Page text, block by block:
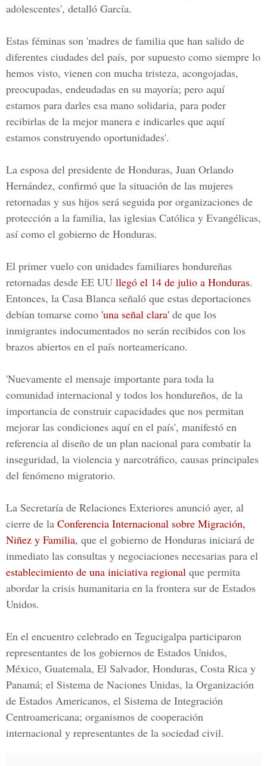
adolescentes', detalló García.
Estas féminas son 'madres de familia que han salido de
diferentes ciudades del país, por supuesto como siempre lo
hemos visto, vienen con mucha tristeza, acongojadas,
preocupadas, endeudadas en su mayoría; pero aquí
estamos para darles esa mano solidaria, para poder
recibirlas de la mejor manera e indicarles que aquí
estamos construyendo oportunidades'.
La esposa del presidente de Honduras, Juan Orlando
Hernández, confirmó que la situación de las mujeres
retornadas y sus hijos será seguida por organizaciones de
protección a la familia, las iglesias Católica y Evangélicas,
así como el gobierno de Honduras.
El primer vuelo con unidades familiares hondureñas
retornadas desde EE UU llegó el 14 de julio a Honduras.
Entonces, la Casa Blanca señaló que estas deportaciones
debían tomarse como 'una señal clara' de que los
inmigrantes indocumentados no serán recibidos con los
brazos abiertos en el país norteamericano.
'Nuevamente el mensaje importante para toda la
comunidad internacional y todos los hondureños, de la
importancia de construir capacidades que nos permitan
mejorar las condiciones aquí en el país', manifestó en
referencia al diseño de un plan nacional para combatir la
inseguridad, la violencia y narcotráfico, causas principales
del fenómeno migratorio.
La Secretaría de Relaciones Exteriores anunció ayer, al
cierre de la Conferencia Internacional sobre Migración,
Niñez y Familia, que el gobierno de Honduras iniciará de
inmediato las consultas y negociaciones necesarias para el
establecimiento de una iniciativa regional que permita
abordar la crisis humanitaria en la frontera sur de Estados
Unidos.
En el encuentro celebrado en Tegucigalpa participaron
representantes de los gobiernos de Estados Unidos,
México, Guatemala, El Salvador, Honduras, Costa Rica y
Panamá; el Sistema de Naciones Unidas, la Organización
de Estados Americanos, el Sistema de Integración
Centroamericana; organismos de cooperación
internacional y representantes de la sociedad civil.